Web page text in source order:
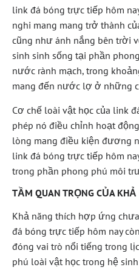
link đá bóng trực tiếp hôm
nghi mang mang trở thành
cũng như ánh nắng bên trời
sinh sinh sống tại phần
nước rành mạch, trong
mang đến nước lợ ở những
Cơ chế loài vật học của link
phép nó điều chỉnh hoạt
lòng mang điều kiện đương
link đá bóng trực tiếp hôm
trong phần phong phú môi
TẦM QUAN TRỌNG CỦA KHẢ
Khả năng thích hợp ứng
đá bóng trực tiếp hôm nay
đóng vai trò nổi tiếng trong
phú loài vật học trong hệ